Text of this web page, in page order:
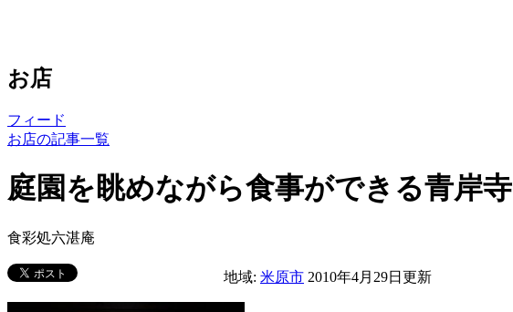
お店
フィード
お店の記事一覧
庭園を眺めながら食事ができる青岸寺
食彩処六湛庵
地域: 米原市 2010年4月29日更新